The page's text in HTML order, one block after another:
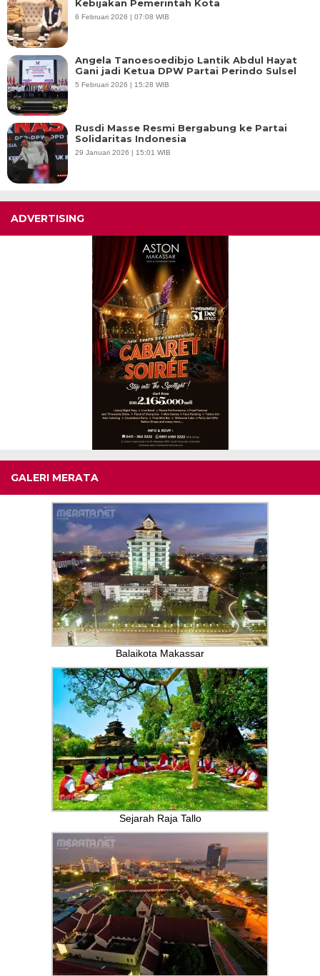
Kebijakan Pemerintah Kota
6 Februari 2026 | 07:08 WIB
Angela Tanoesoedibjo Lantik Abdul Hayat
Gani jadi Ketua DPW Partai Perindo Sulsel
5 Februari 2026 | 15:28 WIB
Rusdi Masse Resmi Bergabung ke Partai
Solidaritas Indonesia
29 Januari 2026 | 15:01 WIB
ADVERTISING
GALERI MERATA
Balaikota Makassar
Sejarah Raja Tallo